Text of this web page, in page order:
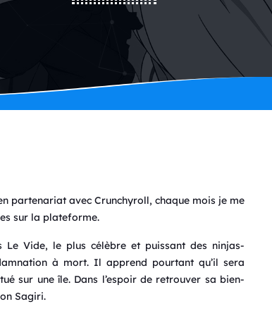
partenariat avec Crunchyroll, chaque mois je me
sur la plateforme.
Vide, le plus célèbre et puissant des ninjas-
à mort. Il apprend pourtant qu’il sera
sur une île. Dans l’espoir de retrouver sa bien-
Sagiri.